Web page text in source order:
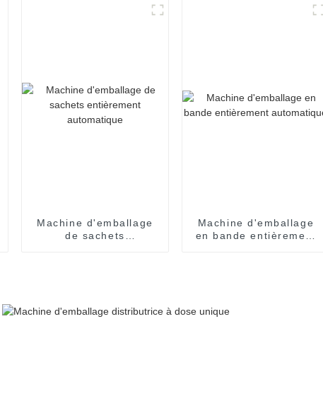
ouverture d'une seule
Machine d'emballage
de sachets
Machine d'emballage
en bande entièrement